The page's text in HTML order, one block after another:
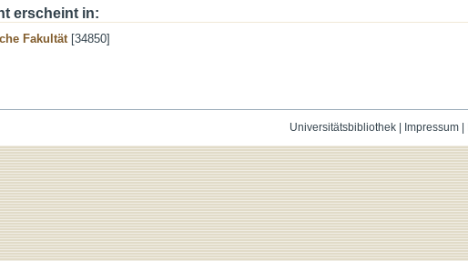
erscheint in:
Fakultät[34850]
Universitätsbibliothek| Impressum|